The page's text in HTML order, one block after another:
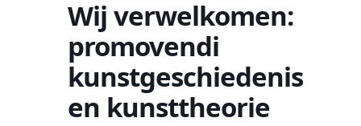
Wij verwelkomen:
promovendi
kunstgeschiedenis
en kunsttheorie